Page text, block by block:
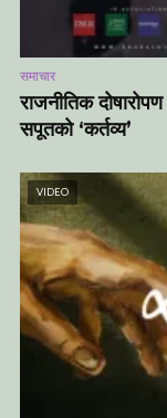
समाचार
राजनीतिक
सपूतको ‘कर्तव्य’
VIDEO